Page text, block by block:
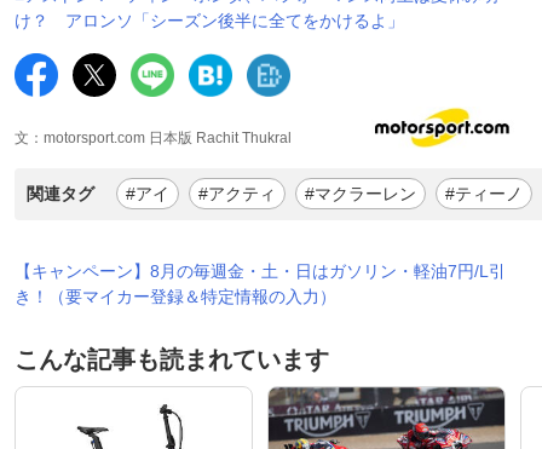
け？ アロンソ「シーズン後半に全てをかけるよ」
文：motorsport.com 日本版 Rachit Thukral
関連タグ #アイ #アクティ #マクラーレン #ティーノ
【キャンペーン】8月の毎週金・土・日はガソリン・軽油7円/L引
き！（要マイカー登録＆特定情報の入力）
こんな記事も読まれています